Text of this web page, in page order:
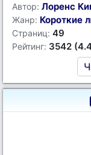
Автор: Лоренс
Жанр: Короткие
Страниц: 49
Рейтинг: 3542